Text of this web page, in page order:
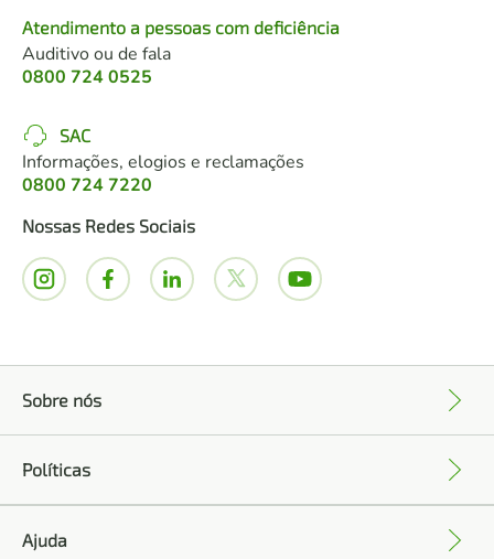
Atendimento a pessoas com deficiência
Auditivo ou de fala
0800 724 0525
SAC
Informações, elogios e reclamações
0800 724 7220
Nossas Redes Sociais
Sobre nós
Políticas
Ajuda